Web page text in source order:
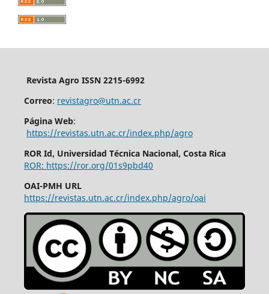
Revista Agro ISSN 2215-6992
Correo: revistagro@utn.ac.cr
Página Web:
https://revistas.utn.ac.cr/index.php/agro
ROR Id, Universidad Técnica Nacional, Costa Rica
ROR: https://ror.org/01s9pbd40
OAI-PMH URL
https://revistas.utn.ac.cr/index.php/agro/oai